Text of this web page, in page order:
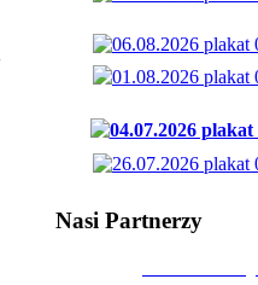
Nasi Partnerzy